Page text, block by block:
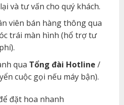
và tư vấn cho quý khách.
viên bán hàng thông qua
trái màn hình (hổ trợ tư
qua Tổng đài Hotline /
cuộc gọi nếu máy bận).
đặt hoa nhanh